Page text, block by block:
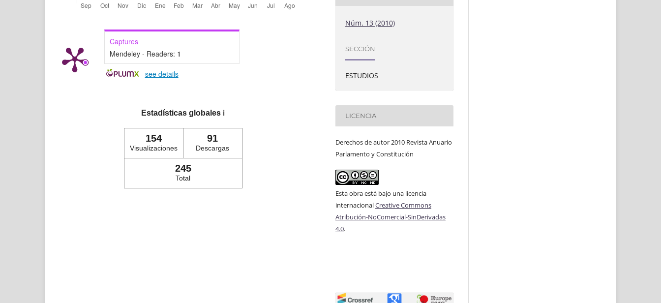
Captures
Mendeley - Readers: 1
- see details
Estadísticas globales ℹ️
154
Visualizaciones
91
Descargas
245
Total
Núm. 13 (2010)
SECCIÓN
ESTUDIOS
LICENCIA
Derechos de autor 2010 Revista Anuario
Parlamento y Constitución
Esta obra está bajo una licencia
internacionalCreative Commons
Atribución-NoComercial-SinDerivadas
4.0.